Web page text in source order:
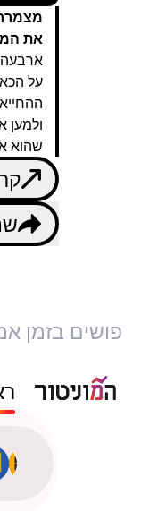
את
ארבעה
על
ולמען
שהוא
פושים בזמן